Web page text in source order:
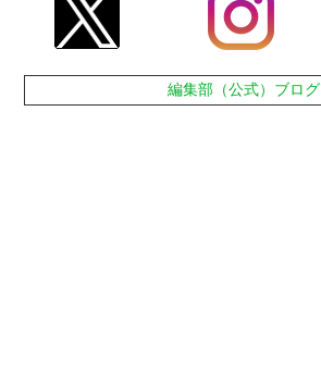
編集部（公式）ブログ